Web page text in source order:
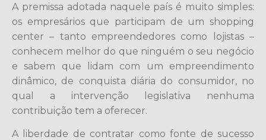
A premissa adotada naquele país é muito simples:
os empresários que participam de um shopping
center – tanto empreendedores como lojistas –
conhecem melhor do que ninguém o seu negócio
e sabem que lidam com um empreendimento
dinâmico, de conquista diária do consumidor, no
qual a intervenção legislativa nenhuma
contribuição tem a oferecer.
A liberdade de contratar como fonte de sucesso